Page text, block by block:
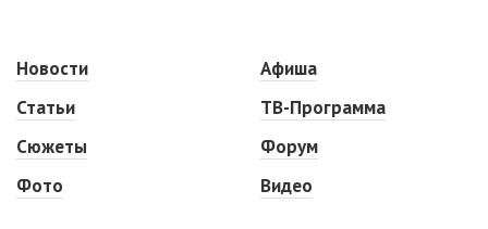
Новости
Статьи
Сюжеты
Фото
Афиша
ТВ-Программа
Форум
Видео